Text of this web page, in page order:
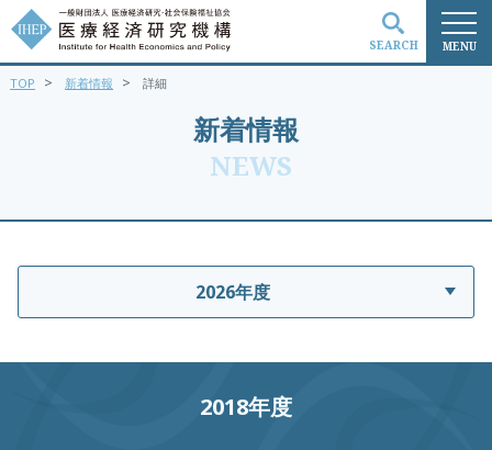
MENU
SEARCH
新着情報
NEWS
TOP > 新着情報 > 詳細
2026年度
2018年度